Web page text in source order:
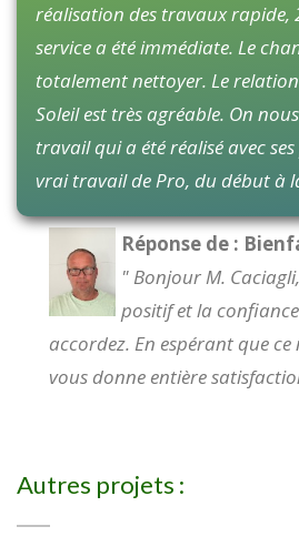
réalisation des travaux rapide,
service a été immédiate. Le
totalement nettoyer. Le
Soleil est très agréable. On
travail qui a été réalisé avec
vrai travail de Pro, du début à
Réponse de :
" Bonjour M.
positif et la
accordez. En espérant que
vous donne entière
Autres projets :